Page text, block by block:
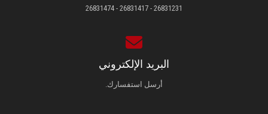
26831231 - 26831417 - 26831474
البريد الإلكتروني
أرسل استفسارك.